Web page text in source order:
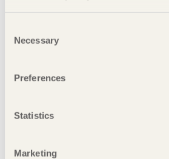
Selection
Necessary
Preferences
Statistics
Marketing
Kontakt